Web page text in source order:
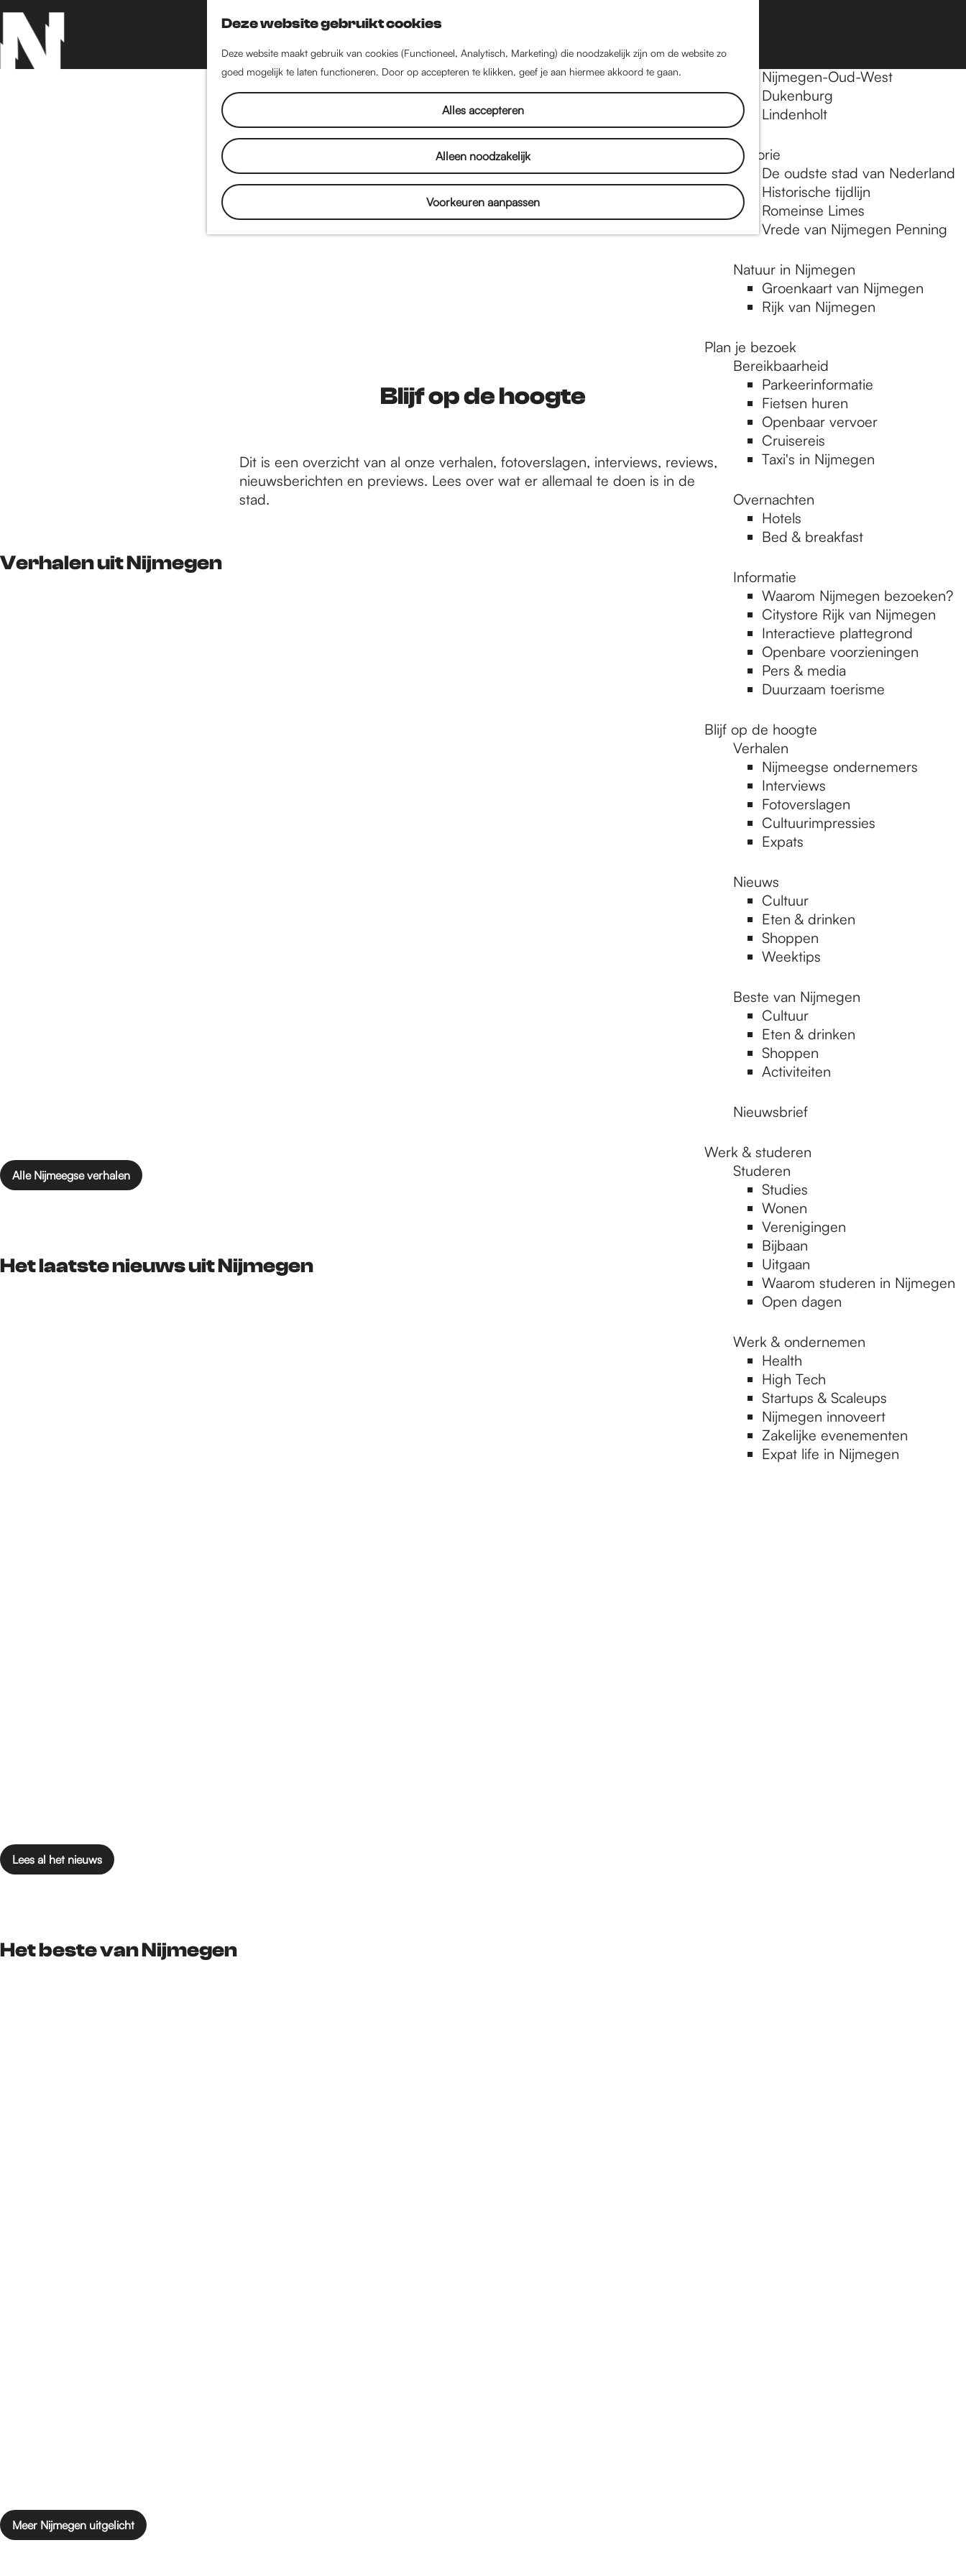
Deze website gebruikt cookies
Deze website maakt gebruik van cookies (Functioneel, Analytisch, Marketing) die noodzakelijk zijn om de website zo
goed mogelijk te laten functioneren. Door op accepteren te klikken, geef je aan hiermee akkoord te gaan.
Alles accepteren
Alleen noodzakelijk
Voorkeuren aanpassen
o
e
k
n
a
a
r
M
n
Nijmegen-Oud-West
Dukenburg
Lindenholt
Historie
De oudste stad van Nederland
Historische tijdlijn
Romeinse Limes
Vrede van Nijmegen Penning
Natuur in Nijmegen
Groenkaart van Nijmegen
Rijk van Nijmegen
Plan je bezoek
Bereikbaarheid
Parkeerinformatie
Fietsen huren
Openbaar vervoer
Cruisereis
Taxi's in Nijmegen
Overnachten
Hotels
Bed & breakfast
Informatie
Waarom Nijmegen bezoeken?
Citystore Rijk van Nijmegen
Interactieve plattegrond
Openbare voorzieningen
Pers & media
Duurzaam toerisme
Blijf op de hoogte
Verhalen
Nijmeegse ondernemers
Interviews
Fotoverslagen
Cultuurimpressies
Expats
Nieuws
Cultuur
Eten & drinken
Shoppen
Weektips
Beste van Nijmegen
Cultuur
Eten & drinken
Shoppen
Activiteiten
Nieuwsbrief
Werk & studeren
Studeren
Studies
Wonen
Verenigingen
Bijbaan
Uitgaan
Waarom studeren in Nijmegen
Open dagen
Werk & ondernemen
Health
High Tech
Startups & Scaleups
Nijmegen innoveert
Zakelijke evenementen
Expat life in Nijmegen
Blijf op de hoogte
Dit is een overzicht van al onze verhalen, fotoverslagen, interviews, reviews,
nieuwsberichten en previews. Lees over wat er allemaal te doen is in de
stad.
Verhalen uit Nijmegen
Alle Nijmeegse verhalen
Het laatste nieuws uit Nijmegen
Lees al het nieuws
Het beste van Nijmegen
Meer Nijmegen uitgelicht